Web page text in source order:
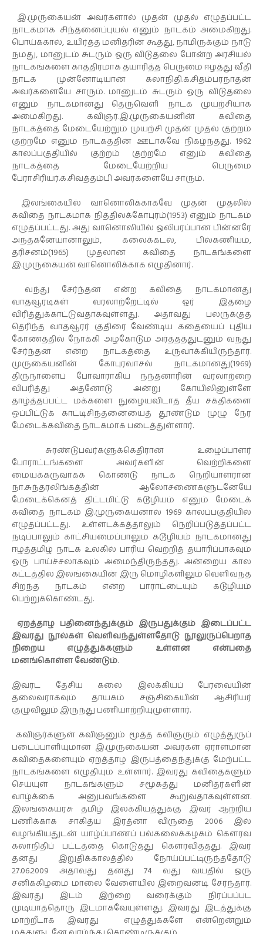
இ.முருகையன் அவர்களால் முதன் முதல் எழுதப்பட்ட
நாடகமாக சிந்தனைப்புயல் எனும் நாடகம் அமைகிறது.
பொய்க்கால், உயிர்த்த மனிதரின் கூத்து, நாமிருக்கும் நாடு
நமது, மானுடம் சுடரும் ஒரு விடுதலை போன்ற அரசியல்
நாடகங்களை காத்திரமாக தயாரித்த பெருமை ஈழத்து வீதி
நாடக முன்னோடியான கலாநிதி.க.சிதம்பரநாதன்
அவர்களையே சாரும். மானுடம் சுடரும் ஒரு விடுதலை
எனும் நாடகமானது தெருவெளி நாடக முயற்சியாக
அமைகிறது. கவிஞர்.இ.முருகையனின் கவிதை
நாடகத்தை மேடையேற்றும் முயற்சி முதன் முதல் குற்றம்
குற்றமே எனும் நாடகத்தின் ஊடாகவே நிகழ்ந்தது. 1962
காலப்பகுதியில் குற்றம் குற்றமே எனும் கவிதை
நாடகத்தை மேடையேற்றிய பெருமை
பேராசிரியர்.க.சிவத்தம்பி அவர்களையே சாரும்.
இலங்கையில் வானொலிக்காகவே முதன் முதலில்
கவிதை நாடகமாக நித்திலக்கோபுரம்(1953) எனும் நாடகம்
எழுதப்பட்டது. அது வானொலியில் ஒலிபரப்பான பின்னரே
அந்தகனேயானாலும், கலைக்கடல், பில்கணியம்,
தரிசனம்(1965) முதலான கவிதை நாடகங்களை
இ.முருகையன் வானொலிக்காக எழுதினார்.
வந்து சேர்ந்தன என்ற கவிதை நாடகமானது
வாதவூரடிகள் வரலாற்றேட்டில் ஓர் இதழை
விரித்துக்காட்டுவதாகவுள்ளது. அதாவது பலருக்குத்
தெரிந்த வாதவூரர் குதிரை வேண்டிய கதையைப் புதிய
கோணத்தில் நோக்கி அழகோடும் அர்த்தத்துடனும் வந்து
சேர்ந்தன என்ற நாடகத்தை உருவாக்கியிருந்தார்.
முருகையனின் கோபுரவாசல் நாடகமானது(1969)
திருநாளைப் போவாராகிய நந்தனாரின் வரலாற்றை
விபரித்து அதனோடு அன்று கோயிலினுள்ளே
தாழ்த்தப்பட்ட மக்களை நுழையவிடாத தீய சக்திகளை
ஒப்பிட்டுக் காட்டிசிந்தனையைத் தூண்டும் முழு நேர
மேடைக்கவிதை நாடகமாக படைத்துள்ளார்.
சுரண்டுபவர்களுக்கெதிரான உழைப்பாளர்
போராட்டங்களை அவர்களின் வெற்றிகளை
மையக்கருவாகக் கொண்டு நாடக நெறியாளரான
நா.சுந்தரலிங்கத்தின் ஆலோசணைகளுடனேயே
மேடைக்கெனத் திட்டமிட்டு கடூழியம் எனும் மேடைக்
கவிதை நாடகம் இ.முருகையனால் 1969 காலப்பகுதியில்
எழுதப்பட்டது. உள்ளடக்கத்தாலும் நெறிப்படுத்தப்பட்ட
நடிப்பாலும் காட்சியமைப்பாலும் கடூழியம் நாடகமானது
ஈழத்தமிழ் நாடக உலகில் பாரிய வெற்றித் தயாரிப்பாகவும்
ஒரு பாய்ச்சலாகவும் அமைந்திருந்தது. அன்றைய கால
கட்டத்தில் இலங்கையின் இரு மொழிகளிலும் வெளிவந்த
சிறந்த நாடகம் என்ற பாராட்டையும் கடூழியம்
பெற்றுக்கொண்டது.
ஏறத்தாழ பதினைந்துக்கும் இருபதுக்கும் இடைப்பட்ட
இவரது நூல்கள் வெளிவந்துள்ளதோடு நூலுருப்பெறாத
நிறைய எழுத்துக்களும் உள்ளன என்பதை
மனங்கொள்ள வேண்டும்.
இவரட தேசிய கலை இலக்கியப் பேரவையின்
தலைவராகவும் தாயகம் சஞ்சிகையின் ஆசிரியர்
குழுவிலும் இருந்து பணியாற்றியுமுள்ளார்.
கவிஞர்களுள் கவிஞனும் மூத்த கவிஞரும் எழுத்துருப்
படைப்பாளியுமான இ.முருகையன் அவர்கள் ஏராளமான
கவிதைகளையும் ஏறத்தாழ இருபத்தைந்துக்கு மேற்பட்ட
நாடகங்களை எழுதியும் உள்ளார். இவரது கவிதைகளும்
செய்யுள் நாடகங்களும் சமூகத்து மனிதர்களின்
வாழ்க்கை அனுபவங்களை கூறுவதாகவுள்ளன.
இலங்கையரசு தமிழ் இலக்கியத்துக்கு இவர் ஆற்றிய
பணிக்காக சாகித்ய இரத்னா விருதை 2006 இல்
வழங்கியதுடன் யாழ்ப்பாணப் பல்கலைக்கழகம் கௌரவ
கலாநிதிப் பட்டத்தை கொடுத்து கௌரவித்தது. இவர்
தனது இறுதிக்காலத்தில் நோய்ப்பட்டிருந்ததோடு
27.06.2009 அதாவது தனது 74 வது வயதில் ஒரு
சனிக்கிழமை மாலை வேளையில் இறைவனடி சேர்ந்தார்.
இவரது இடம் இற்றை வரைக்கும் நிரப்பப்பட
முடியாததொரு இடமாகவேயுள்ளது. இவரது இடத்துக்கு
மாற்றீடாக இவரது எழுத்துக்களே என்றென்றும்